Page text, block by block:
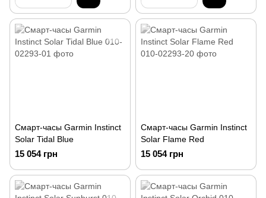
Смарт-часы Garmin Instinct
Solar Tidal Blue
15 054 грн
Смарт-часы Garmin Instinct
Solar Flame Red
15 054 грн